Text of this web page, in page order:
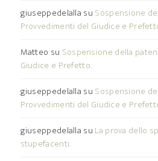
giuseppedelalla su Sospensione
Provvedimenti del Giudice e
Matteo su Sospensione della
Giudice e Prefetto.
giuseppedelalla su Sospensione
Provvedimenti del Giudice e
giuseppedelalla su La prova dello
stupefacenti.